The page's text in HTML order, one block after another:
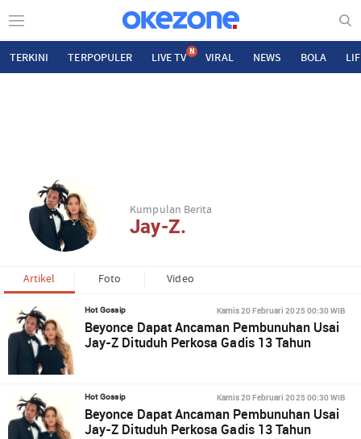
TERKINI TERPOPULER LIVE TV N VIRAL NEWS BOLA
Kumpulan Berita
Jay-Z.
Artikel Foto Video
Hot Gossip Kamis 20 Februari 2025 00:30 WIB
Beyonce Dapat Ancaman Pembunuhan Usai
Jay-Z Dituduh Perkosa Gadis 13 Tahun
Hot Gossip Kamis 20 Februari 2025 00:30 WIB
Beyonce Dapat Ancaman Pembunuhan Usai
Jay-Z Dituduh Perkosa Gadis 13 Tahun